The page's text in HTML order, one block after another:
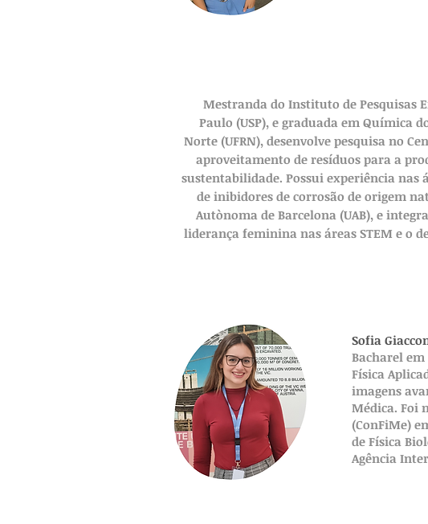
Mestranda do Instituto de Pesquisas
Paulo (USP), e graduada em Química
Norte (UFRN), desenvolve pesquisa no
aproveitamento de resíduos para a
sustentabilidade. Possui experiência nas
de inibidores de corrosão de origem
Autònoma de Barcelona (UAB), e
liderança feminina nas áreas STEM e o
Sofia
Bacharel
Física
imagens
Médica. Foi
(ConFiMe)
de Física
Agência